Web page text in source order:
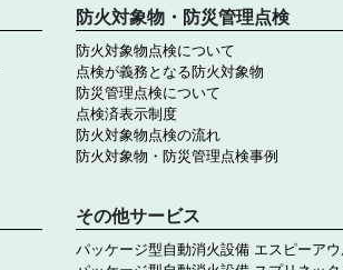
防火対象物・防災管理点検
防火対象物点検について
点検が義務となる防火対象物
防災管理点検について
点検済表示制度
防火対象物点検の流れ
防火対象物・防災管理点検事例
その他サービス
パッケージ型自動消火設備 エスピーア